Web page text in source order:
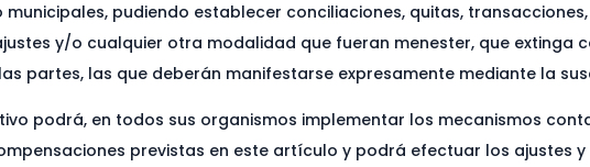
municipales, pudiendo establecer conciliaciones, quitas,
y/o cualquier otra modalidad que fueran menester, que extinga
partes, las que deberán manifestarse expresamente mediante la
podrá, en todos sus organismos implementar los mecanismos
previstas en este artículo y podrá efectuar los ajustes